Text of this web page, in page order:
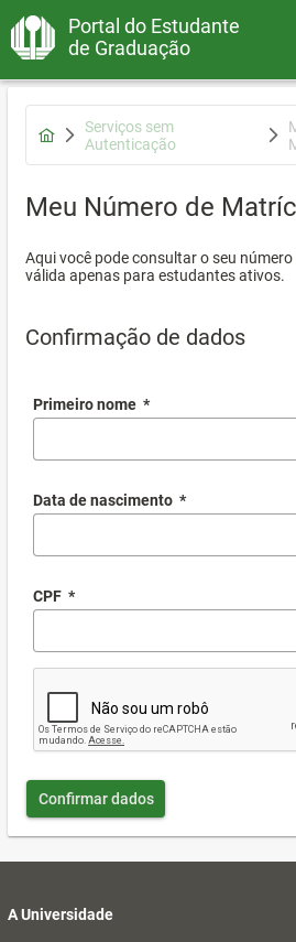
Portal do Estudante
de Graduação
Serviços sem
Autenticação
Meu Número de
Aqui você pode consultar o seu
válida apenas para estudantes ativos.
Confirmação de dados
Primeiro nome *
Data de nascimento *
CPF *
Confirmar dados
A Universidade